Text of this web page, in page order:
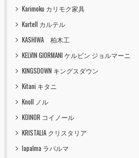
Karimoku カリモク家具
Kartell カルテル
KASHIWA 柏木工
KELVIN GIORMANI ケルビン ジョルマーニ
KINGSDOWN キングスダウン
Kitani キタニ
Knoll ノル
KOINOR コイノール
KRISTALIA クリスタリア
lapalma ラパルマ